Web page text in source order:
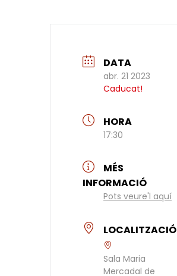
DATA
abr. 21 2023
Caducat!
HORA
17:30
MÉS
INFORMACIÓ
Pots veure'l aquí
LOCALITZACIÓ
Sala Maria
Mercadal de